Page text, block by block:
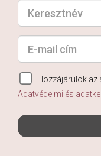
Hozzájárulok az
Adatvédelmi és